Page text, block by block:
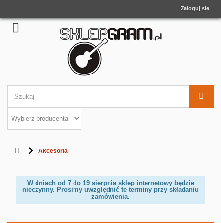
Zaloguj się
Akcesoria
W dniach od 7 do 19 sierpnia sklep internetowy będzie
nieczynny. Prosimy uwzględnić te terminy przy składaniu
zamówienia.